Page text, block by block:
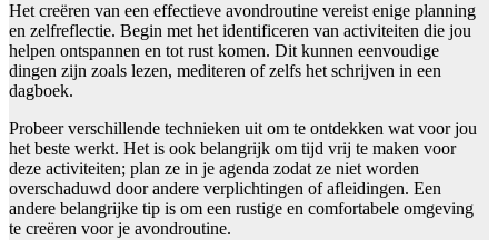
Het creëren van een effectieve avondroutine vereist enige planning
en zelfreflectie. Begin met het identificeren van activiteiten die jou
helpen ontspannen en tot rust komen. Dit kunnen eenvoudige
dingen zijn zoals lezen, mediteren of zelfs het schrijven in een
dagboek.
Probeer verschillende technieken uit om te ontdekken wat voor jou
het beste werkt. Het is ook belangrijk om tijd vrij te maken voor
deze activiteiten; plan ze in je agenda zodat ze niet worden
overschaduwd door andere verplichtingen of afleidingen. Een
andere belangrijke tip is om een rustige en comfortabele omgeving
te creëren voor je avondroutine.